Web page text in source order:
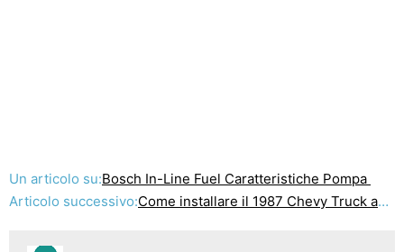
Un articolo su:Bosch In-Line Fuel Caratteristiche Pompa
Articolo successivo:Come installare il 1987 Chevy Truck anteriore Sway Bar